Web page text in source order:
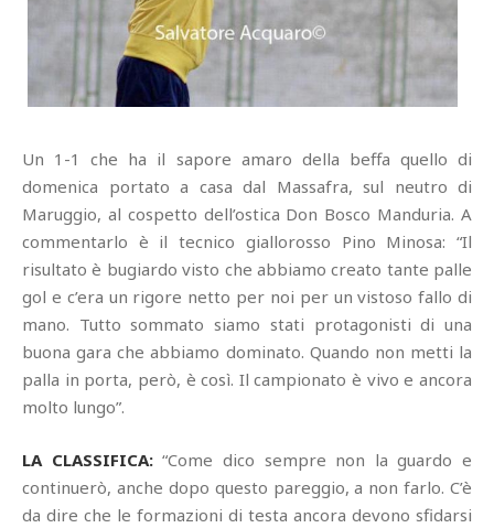
Un 1-1 che ha il sapore amaro della beffa quello di
domenica portato a casa dal Massafra, sul neutro di
Maruggio, al cospetto dell’ostica Don Bosco Manduria. A
commentarlo è il tecnico giallorosso Pino Minosa: “Il
risultato è bugiardo visto che abbiamo creato tante palle
gol e c’era un rigore netto per noi per un vistoso fallo di
mano. Tutto sommato siamo stati protagonisti di una
buona gara che abbiamo dominato. Quando non metti la
palla in porta, però, è così. Il campionato è vivo e ancora
molto lungo”.
LA CLASSIFICA:“Come dico sempre non la guardo e
continuerò, anche dopo questo pareggio, a non farlo. C’è
da dire che le formazioni di testa ancora devono sfidarsi